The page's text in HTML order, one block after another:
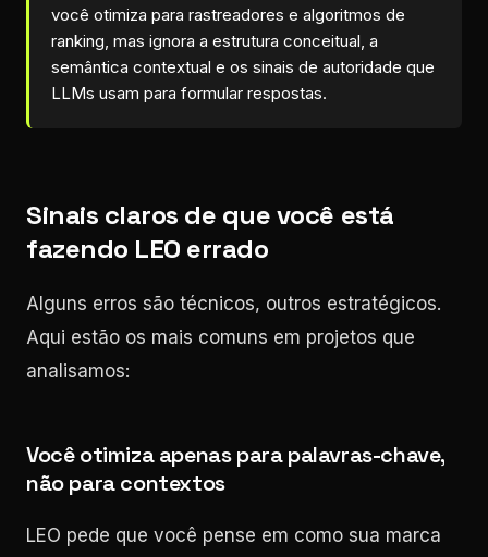
você otimiza para rastreadores e algoritmos de
ranking, mas ignora a estrutura conceitual, a
semântica contextual e os sinais de autoridade que
LLMs usam para formular respostas.
Sinais claros de que você está
fazendo LEO errado
Alguns erros são técnicos, outros estratégicos.
Aqui estão os mais comuns em projetos que
analisamos:
Você otimiza apenas para palavras-chave,
não para contextos
LEO pede que você pense em como sua marca